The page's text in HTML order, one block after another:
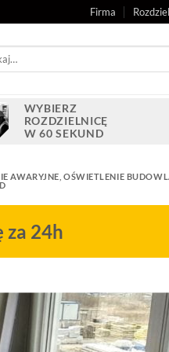
Firma
WYBIERZ
ROZDZIELNICĘ
W 60 SEKUND
AWARYJNE OŚWIETLENIE
za 24h